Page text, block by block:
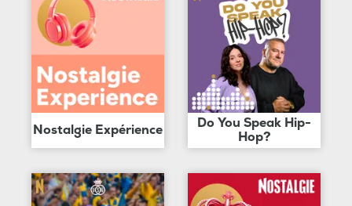
Nostalgie Expérience
Do You Speak Hip-
Hop?